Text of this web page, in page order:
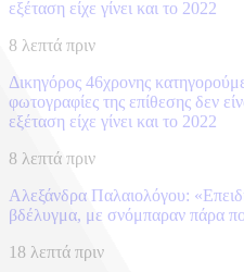
εξέταση είχε γίνει και το 2022
8 λεπτά πριν
Δικηγόρος 46χρονης
φωτογραφίες της επίθεσης δεν
εξέταση είχε γίνει και το 2022
8 λεπτά πριν
Αλεξάνδρα Παλαιολόγου:
βδέλυγμα, με σνόμπαραν πάρα
18 λεπτά πριν